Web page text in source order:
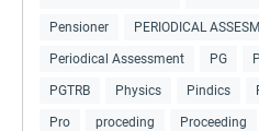
Pensioner PERIODICAL
Periodical Assessment PG
PGTRB Physics Pindics
Pro proceding Proceeding